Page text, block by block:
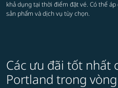
khả dụng tại thời điểm đặt vé. Có thể
sản phẩm và dịch vụ tùy chọn.
Các ưu đãi tốt nhất
Portland trong